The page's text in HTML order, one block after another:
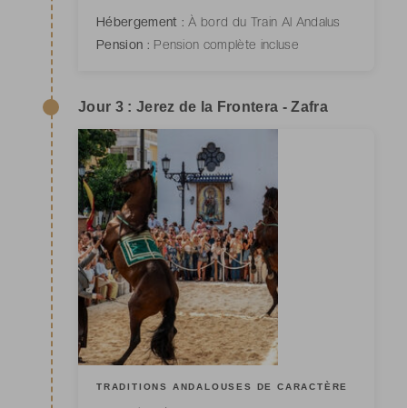
Hébergement : À bord du Train Al Andalus
Pension : Pension complète incluse
Jour 3 : Jerez de la Frontera - Zafra
TRADITIONS ANDALOUSES DE CARACTÈRE